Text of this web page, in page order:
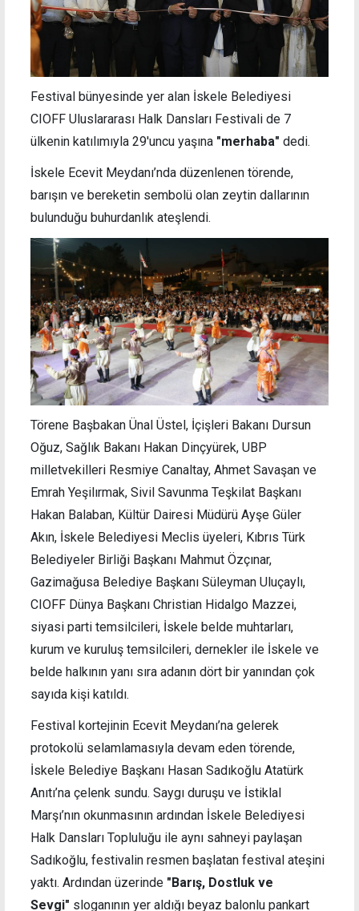
Festival bünyesinde yer alan İskele Belediyesi
CIOFF Uluslararası Halk Dansları Festivali de 7
ülkenin katılımıyla 29'uncu yaşına "merhaba" dedi.
İskele Ecevit Meydanı’nda düzenlenen törende,
barışın ve bereketin sembolü olan zeytin dallarının
bulunduğu buhurdanlık ateşlendi.
Törene Başbakan Ünal Üstel, İçişleri Bakanı Dursun
Oğuz, Sağlık Bakanı Hakan Dinçyürek, UBP
milletvekilleri Resmiye Canaltay, Ahmet Savaşan ve
Emrah Yeşilırmak, Sivil Savunma Teşkilat Başkanı
Hakan Balaban, Kültür Dairesi Müdürü Ayşe Güler
Akın, İskele Belediyesi Meclis üyeleri, Kıbrıs Türk
Belediyeler Birliği Başkanı Mahmut Özçınar,
Gazimağusa Belediye Başkanı Süleyman Uluçaylı,
CIOFF Dünya Başkanı Christian Hidalgo Mazzei,
siyasi parti temsilcileri, İskele belde muhtarları,
kurum ve kuruluş temsilcileri, dernekler ile İskele ve
belde halkının yanı sıra adanın dört bir yanından çok
sayıda kişi katıldı.
Festival kortejinin Ecevit Meydanı’na gelerek
protokolü selamlamasıyla devam eden törende,
İskele Belediye Başkanı Hasan Sadıkoğlu Atatürk
Anıtı’na çelenk sundu. Saygı duruşu ve İstiklal
Marşı’nın okunmasının ardından İskele Belediyesi
Halk Dansları Topluluğu ile aynı sahneyi paylaşan
Sadıkoğlu, festivalin resmen başlatan festival ateşini
yaktı. Ardından üzerinde "Barış, Dostluk ve
Sevgi" sloganının yer aldığı beyaz balonlu pankart